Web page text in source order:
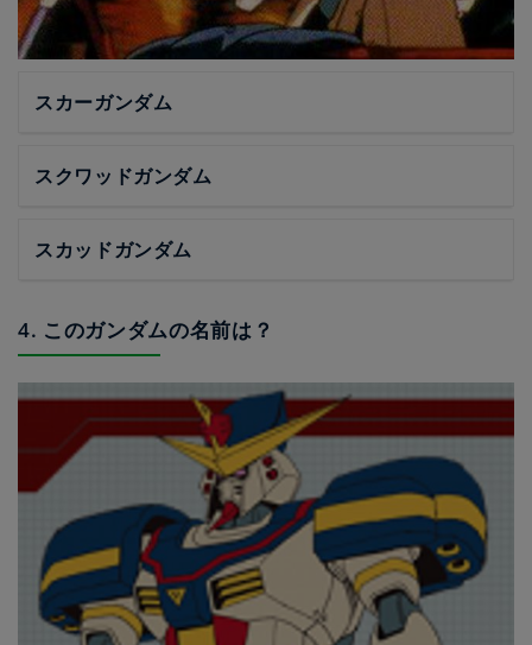
スカーガンダム
スクワッドガンダム
スカッドガンダム
4. このガンダムの名前は？